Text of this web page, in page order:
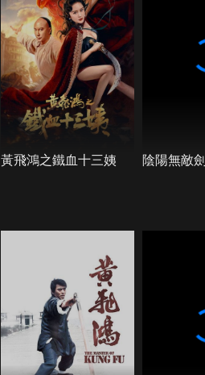
黃飛鴻之鐵血十三姨 陰陽無敵